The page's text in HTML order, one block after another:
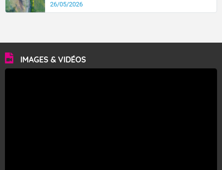
26/05/2026
IMAGES & VIDÉOS